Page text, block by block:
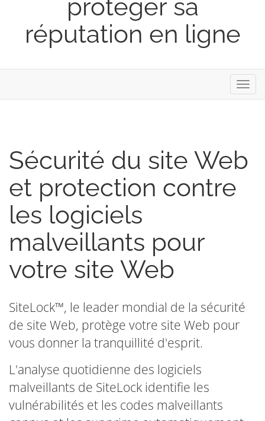
protéger sa
réputation en ligne
la
Sécurité du site Web
et protection contre
les logiciels
malveillants pour
votre site Web
SiteLock™, le leader mondial de la sécurité
de site Web, protège votre site Web pour
vous donner la tranquillité d'esprit.
L'analyse quotidienne des logiciels
malveillants de SiteLock identifie les
vulnérabilités et les codes malveillants